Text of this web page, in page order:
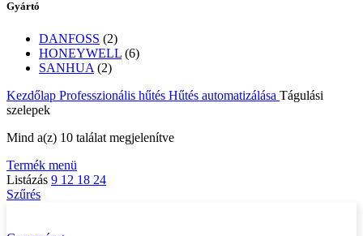
Gyártó
DANFOSS (2)
HONEYWELL (6)
SANHUA (2)
Kezdőlap Professzionális hűtés Hűtés automatizálása Tágulási
szelepek
Mind a(z) 10 találat megjelenítveSorted
Termék menü
Listázás 9 12 18 24
Szűrés